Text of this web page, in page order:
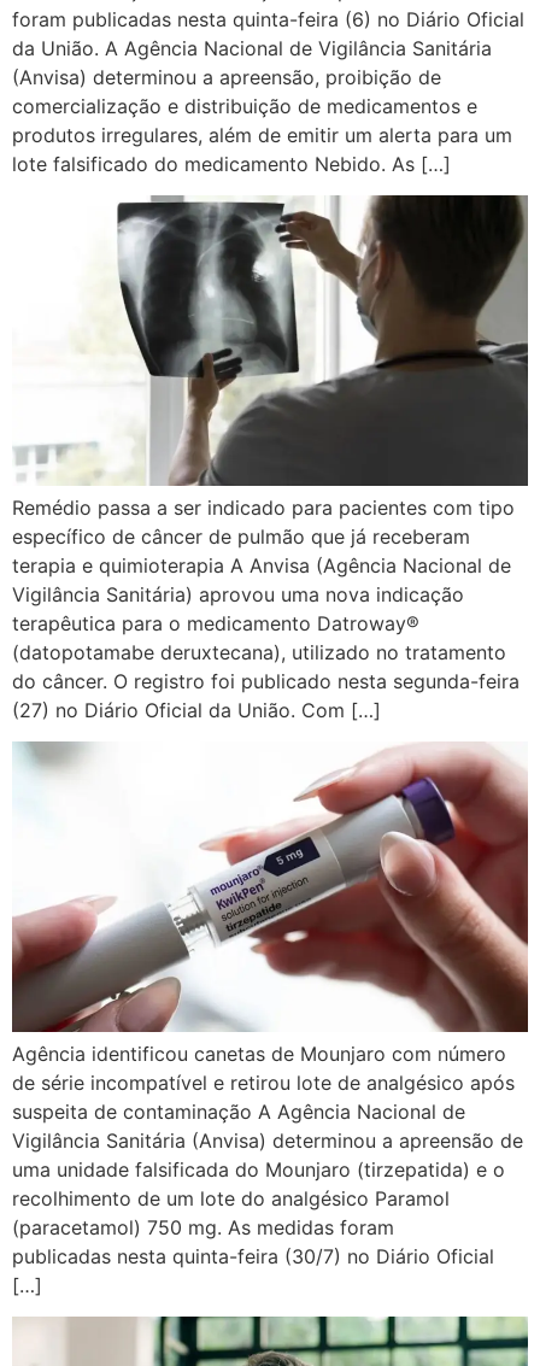
foram publicadas nesta quinta-feira (6) no Diário Oficial
da União. A Agência Nacional de Vigilância Sanitária
(Anvisa) determinou a apreensão, proibição de
comercialização e distribuição de medicamentos e
produtos irregulares, além de emitir um alerta para um
lote falsificado do medicamento Nebido. As […]
Remédio passa a ser indicado para pacientes com tipo
específico de câncer de pulmão que já receberam
terapia e quimioterapia A Anvisa (Agência Nacional de
Vigilância Sanitária) aprovou uma nova indicação
terapêutica para o medicamento Datroway®
(datopotamabe deruxtecana), utilizado no tratamento
do câncer. O registro foi publicado nesta segunda-feira
(27) no Diário Oficial da União. Com […]
Agência identificou canetas de Mounjaro com número
de série incompatível e retirou lote de analgésico após
suspeita de contaminação A Agência Nacional de
Vigilância Sanitária (Anvisa) determinou a apreensão de
uma unidade falsificada do Mounjaro (tirzepatida) e o
recolhimento de um lote do analgésico Paramol
(paracetamol) 750 mg. As medidas foram
publicadas nesta quinta-feira (30/7) no Diário Oficial
[…]